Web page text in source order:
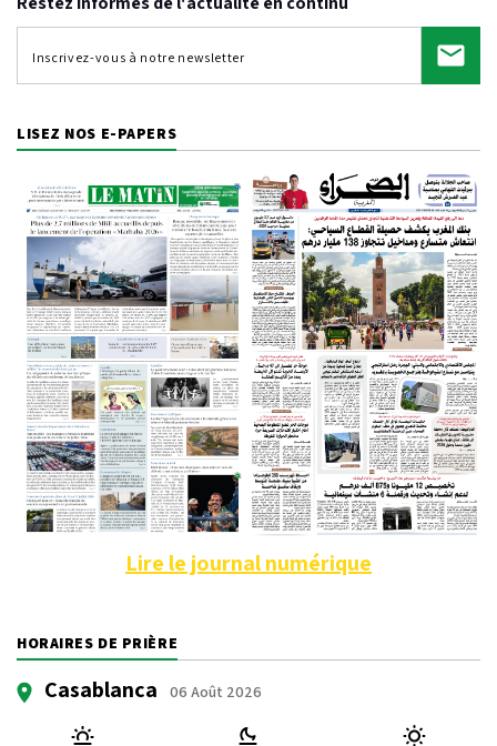
LISEZ NOS E-PAPERS
Lire le journal numérique
HORAIRES DE PRIÈRE
Casablanca 06 Août 2026